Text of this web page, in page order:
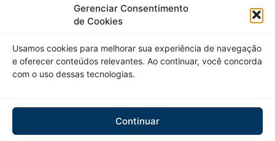
Gerenciar Consentimento
de Cookies
Usamos cookies para melhorar sua experiência de navegação
e oferecer conteúdos relevantes. Ao continuar, você concorda
com o uso dessas tecnologias.
Continuar
Aproveite! Site não-oficial.
SIGA-NOS